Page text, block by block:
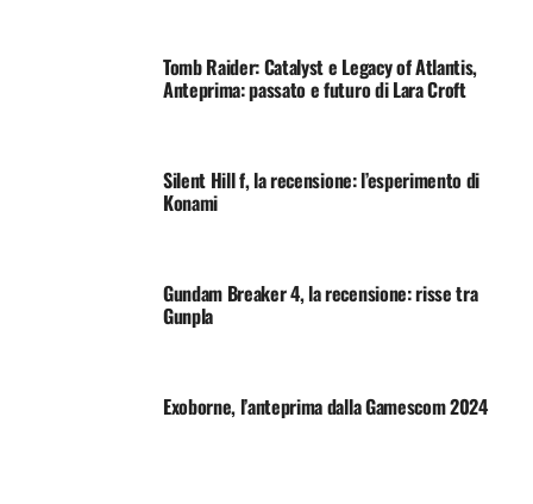
Tomb Raider: Catalyst e Legacy of Atlantis,
Anteprima: passato e futuro di Lara Croft
Silent Hill f, la recensione: l’esperimento di
Konami
Gundam Breaker 4, la recensione: risse tra
Gunpla
Exoborne, l’anteprima dalla Gamescom 2024